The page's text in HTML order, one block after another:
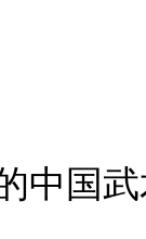
中国